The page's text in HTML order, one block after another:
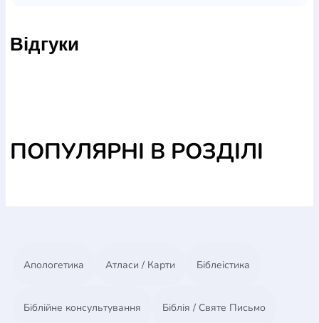
Відгуки
ПОПУЛЯРНІ В РОЗДІЛІ
Апологетика Атласи / Карти Біблеістика
Біблійне консультування Біблія / Святе Письмо